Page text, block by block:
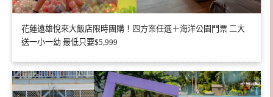
花蓮遠雄悅來大飯店限時團購！四方案任選＋海洋公園門票 二大
送一小一幼 最低只要$5,999